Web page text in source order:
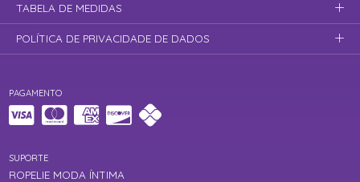
PAGAMENTO
SUPORTE
ROPELIE MODA ÍNTIMA
TABELA DE MEDIDAS
POLÍTICA DE PRIVACIDADE DE DADOS